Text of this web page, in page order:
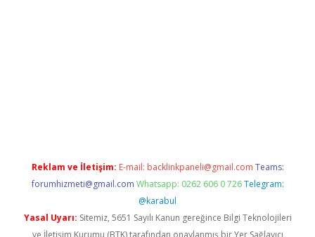
Reklam ve İletişim: E-mail: backlinkpaneli@gmail.com Teams:
forumhizmeti@gmail.com Whatsapp: 0262 606 0 726 Telegram:
@karabul
Yasal Uyarı: Sitemiz, 5651 Sayılı Kanun gereğince Bilgi Teknolojileri
ve İletişim Kurumu (BTK) tarafından onaylanmış bir Yer Sağlayıcı